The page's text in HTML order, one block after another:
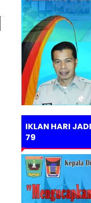
IKLAN HARI
79